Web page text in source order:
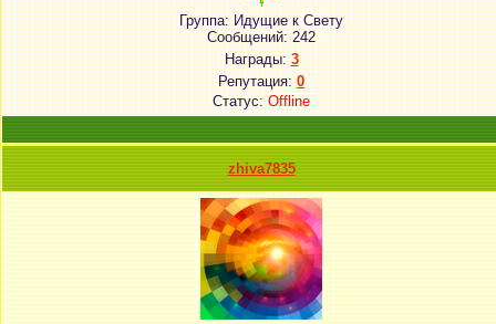
Группа: Идущие к Свету
Сообщений:242
Награды:3
Репутация:0
Статус:Offline
zhiva7835